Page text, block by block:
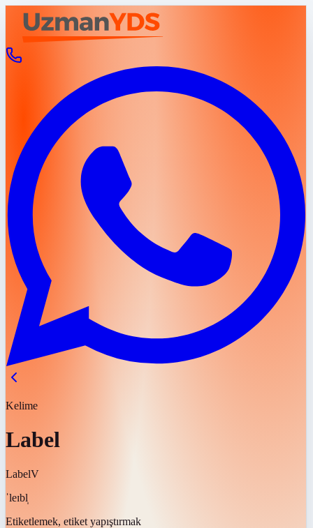
Kelime
Label
LabelV
ˈleɪbl̩
Etiketlemek, etiket yapıştırmak